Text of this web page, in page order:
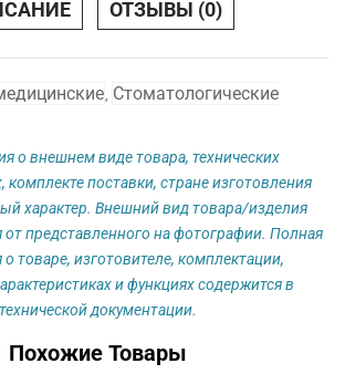
ОТЗЫВЫ (0)
, Стоматологические
о внешнем виде товара, технических
комплекте поставки, стране изготовления
характер. Внешний вид товара/изделия
от представленного на фотографии. Полная
товаре, изготовителе, комплектации,
и функциях содержится в
технической документации.
Похожие Товары